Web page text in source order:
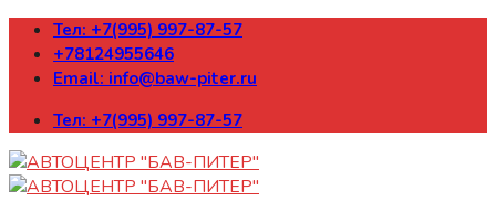
Skip
content
Тел: +7(995) 997-87-57
+78124955646
Email: info@baw-piter.ru
Тел: +7(995) 997-87-57